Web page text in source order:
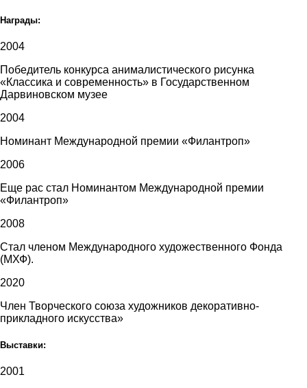
Награды:
2004
Победитель конкурса анималистического рисунка
«Классика и современность» в Государственном
Дарвиновском музее
2004
Номинант Международной премии «Филантроп»
2006
Еще рас стал Номинантом Международной премии
«Филантроп»
2008
Стал членом Международного художественного Фонда
(МХФ).
2020
Член Творческого союза художников декоративно-
прикладного искусства»
Выставки:
2001